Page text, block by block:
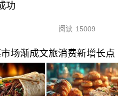
功
阅读 15009
场渐成文旅消费新增长点